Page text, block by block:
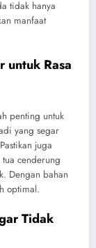
tidak hanya
manfaat
untuk Rasa
penting untuk
yang segar
juga
cenderung
Dengan bahan
optimal.
Tidak